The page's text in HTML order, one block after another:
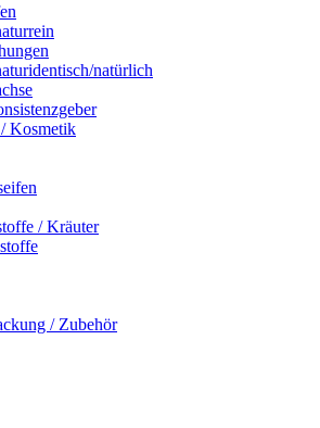
natürlich
Kosmetik
/ Kräuter
/ Zubehör